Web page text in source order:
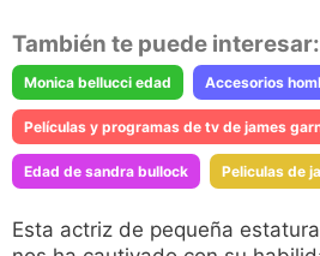
También te puede interesar:
Monica bellucci edad Accesorios
Películas y programas de tv de james
Edad de sandra bullock Peliculas de
Esta actriz de pequeña